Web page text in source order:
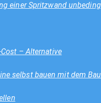
einer Spritzwand
– Alternative
selbst bauen mit dem